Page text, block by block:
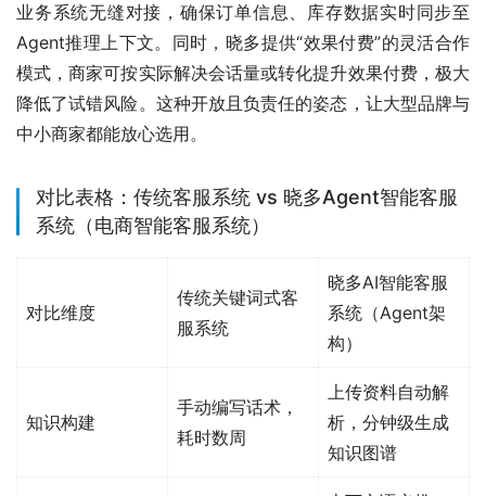
业务系统无缝对接，确保订单信息、库存数据实时同步至
Agent推理上下文。同时，晓多提供“效果付费”的灵活合作
模式，商家可按实际解决会话量或转化提升效果付费，极大
降低了试错风险。这种开放且负责任的姿态，让大型品牌与
中小商家都能放心选用。
对比表格：传统客服系统 vs 晓多Agent智能客服
系统（电商智能客服系统）
对比维度
传统关键词式客
服系统
晓多AI智能客服
系统（Agent架
构）
知识构建
手动编写话术，
耗时数周
上传资料自动解
析，分钟级生成
知识图谱